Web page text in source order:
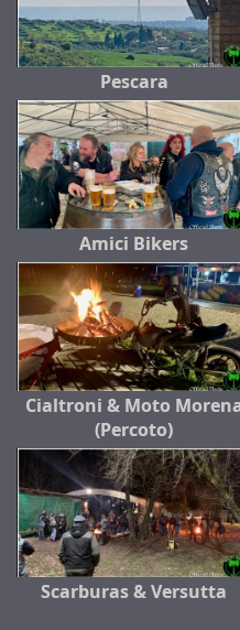
Pescara
Amici Bikers
Cialtroni & Moto
(Percoto)
Scarburas & Versutta